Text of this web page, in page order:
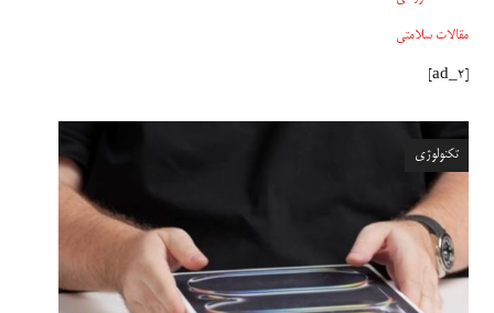
مقالات سلامتی
تکنولوژی